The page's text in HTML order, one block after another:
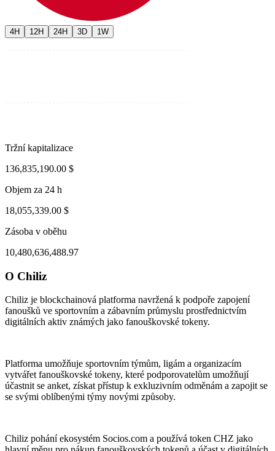
4H 12H 24H 3D 1W
3, 04:33 AM
Tržní kapitalizace
136,835,190.00 $
Objem za 24 h
18,055,339.00 $
Zásoba v oběhu
10,480,636,488.97
O Chiliz
Chiliz je blockchainová platforma navržená k podpoře zapojení
fanoušků ve sportovním a zábavním průmyslu prostřednictvím
digitálních aktiv známých jako fanouškovské tokeny.
Platforma umožňuje sportovním týmům, ligám a organizacím
vytvářet fanouškovské tokeny, které podporovatelům umožňují
účastnit se anket, získat přístup k exkluzivním odměnám a zapojit se
se svými oblíbenými týmy novými způsoby.
Chiliz pohání ekosystém Socios.com a používá token CHZ jako